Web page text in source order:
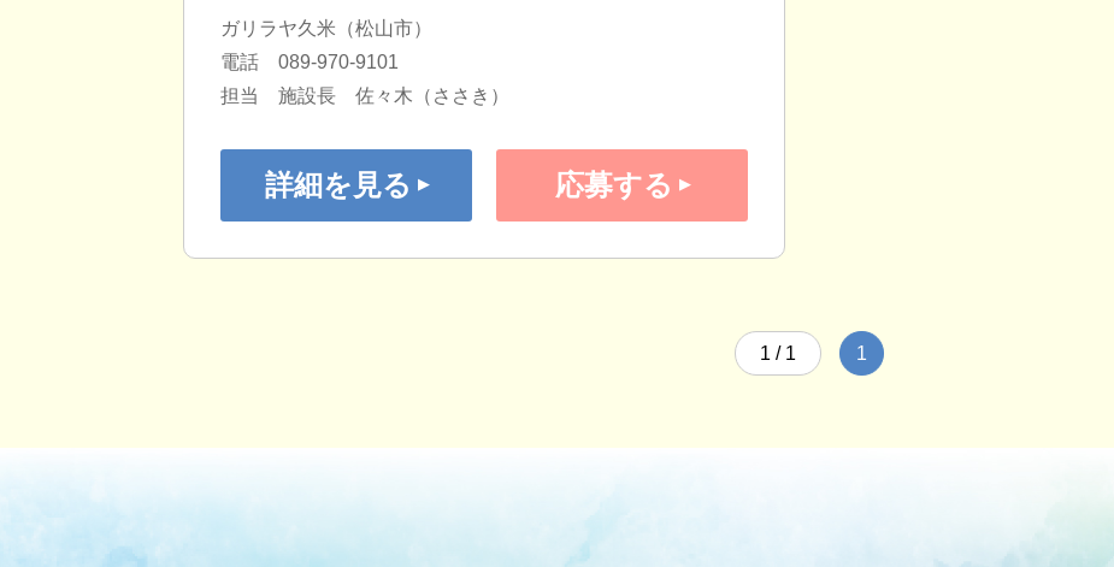
ガリラヤ久米（松山市）
電話 089-970-9101
担当 施設長 佐々木（ささき）
詳細を見る 応募する
1 / 1 1